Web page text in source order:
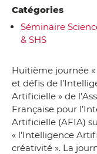
Catégories
Séminaire
& SHS
Huitième journée
et défis de
Artificielle » de
Française pour
Artificielle (AFIA)
« l’Intelligence
créativité ». La